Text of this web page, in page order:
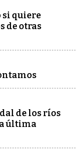
si quiere
de otras
de los ríos
última